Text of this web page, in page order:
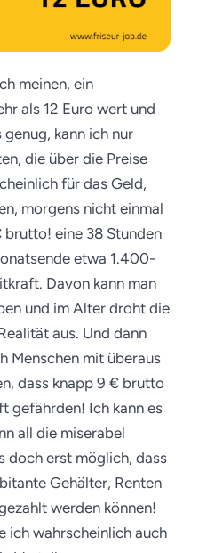
meinen, ein
als 12 Euro wert und
kann ich nur
die über die Preise
für das Geld,
morgens nicht einmal
eine 38 Stunden
etwa 1.400-
Davon kann man
und im Alter droht die
aus. Und dann
Menschen mit überaus
dass knapp 9 € brutto
gefährden! Ich kann es
all die miserabel
doch erst möglich, dass
Gehälter, Renten
werden können!
ich wahrscheinlich auch